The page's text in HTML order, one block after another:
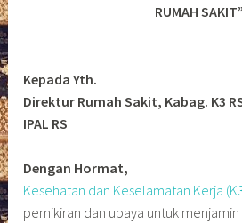
RUMAH SAKIT”
Kepada Yth.
Direktur Rumah Sakit, Kabag. K3
IPAL RS
Dengan Hormat,
Kesehatan dan Keselamatan Kerja
pemikiran dan upaya untuk